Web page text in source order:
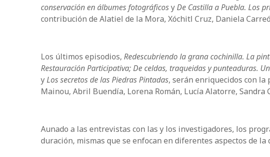
conservación en álbumes fotográficosyDe Castilla a Puebla. Los
contribución de Alatiel de la Mora, Xóchitl Cruz, Daniela
Los últimos episodios, Redescubriendo la grana cochinilla. La
Restauración Participativa;De celdas, traqueidas y punteaduras.
yLos secretos de las Piedras Pintadas, serán enriquecidos con
Mainou, Abril Buendía, Lorena Román, Lucía Alatorre, Sandra
Aunado a las entrevistas con las y los investigadores, los
duración, mismas que se enfocan en diferentes aspectos de la